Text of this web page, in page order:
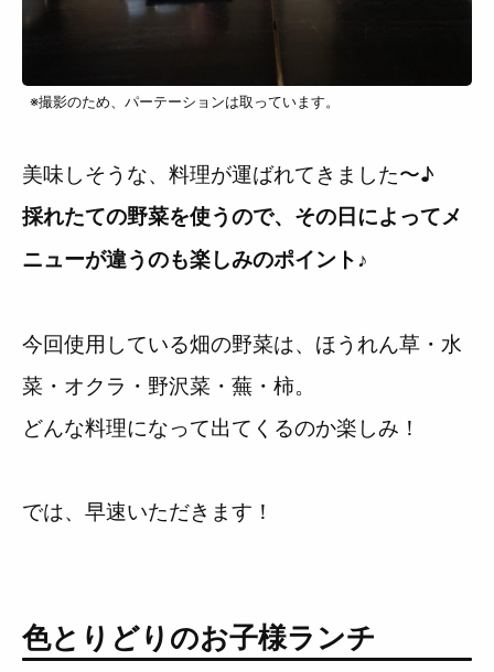
※撮影のため、パーテーションは取っています。
美味しそうな、料理が運ばれてきました〜♪
採れたての野菜を使うので、その日によってメ
ニューが違うのも楽しみのポイント♪
今回使用している畑の野菜は、ほうれん草・水
菜・オクラ・野沢菜・蕪・柿。
どんな料理になって出てくるのか楽しみ！
では、早速いただきます！
色とりどりのお子様ランチ